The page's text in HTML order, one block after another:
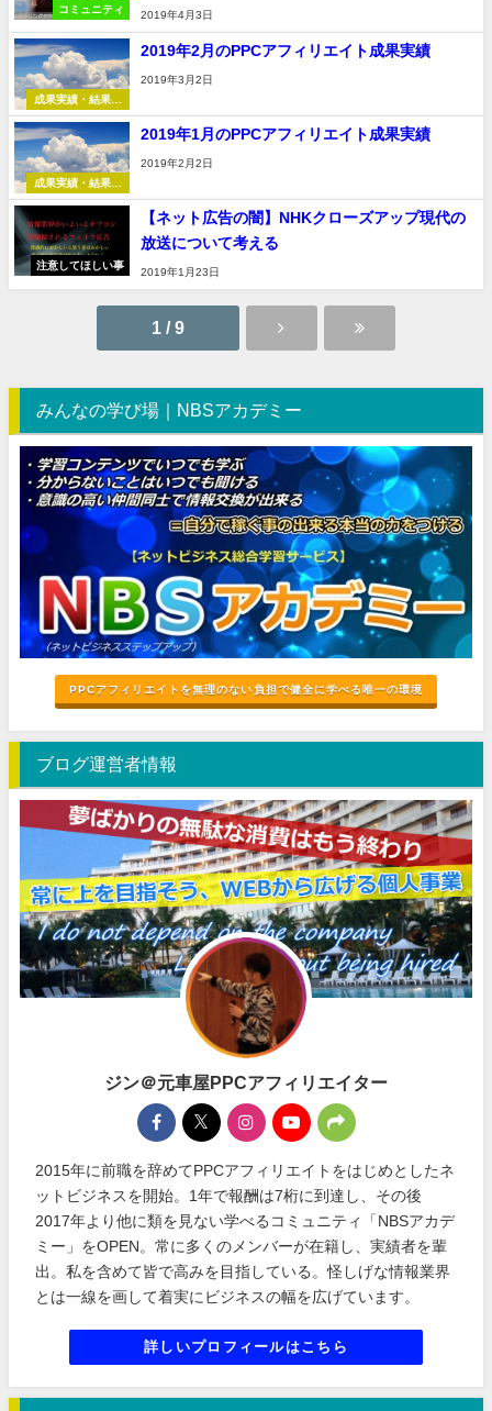
コミュニティ
2019年4月3日
成果実績・結果報
告
2019年2月のPPCアフィリエイト成果実績
2019年3月2日
成果実績・結果報
告
2019年1月のPPCアフィリエイト成果実績
2019年2月2日
注意してほしい事
【ネット広告の闇】NHKクローズアップ現代の
放送について考える
2019年1月23日
1 / 9
みんなの学び場｜NBSアカデミー
PPCアフィリエイトを無理のない負担で健全に学べる唯一の環境
ブログ運営者情報
ジン＠元車屋PPCアフィリエイター
2015年に前職を辞めてPPCアフィリエイトをはじめとしたネ
ットビジネスを開始。1年で報酬は7桁に到達し、その後
2017年より他に類を見ない学べるコミュニティ「NBSアカデ
ミー」をOPEN。常に多くのメンバーが在籍し、実績者を輩
出。私を含めて皆で高みを目指している。怪しげな情報業界
とは一線を画して着実にビジネスの幅を広げています。
詳しいプロフィールはこちら